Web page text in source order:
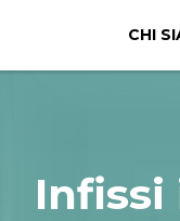
CHI
Infissi